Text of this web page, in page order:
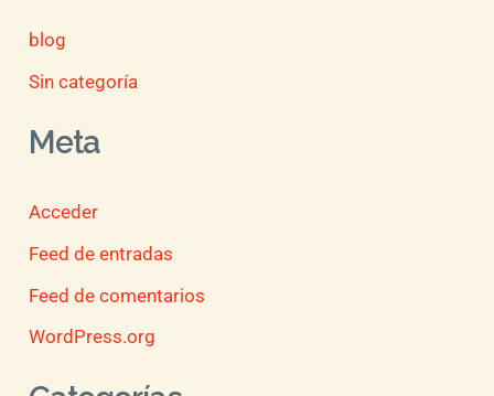
blog
Sin categoría
Meta
Acceder
Feed de entradas
Feed de comentarios
WordPress.org